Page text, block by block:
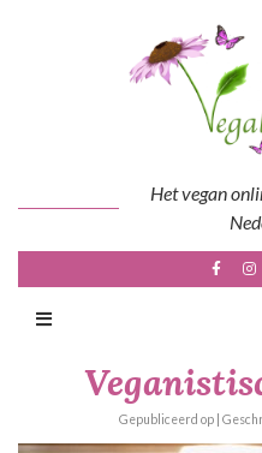
Het vegan
Gepubliceerd op |